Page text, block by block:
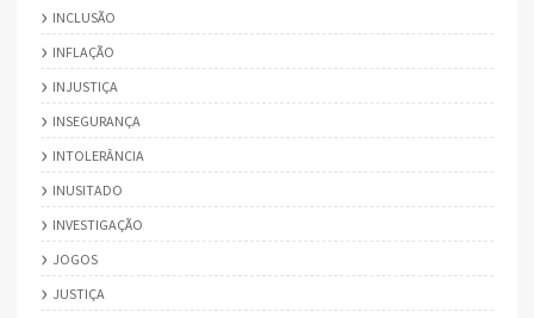
INCLUSÃO
INFLAÇÃO
INJUSTIÇA
INSEGURANÇA
INTOLERÂNCIA
INUSITADO
INVESTIGAÇÃO
JOGOS
JUSTIÇA